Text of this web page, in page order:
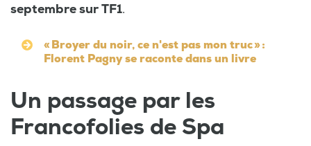
septembre sur TF1.
« Broyer du noir, ce n'est pas mon truc » :
Florent Pagny se raconte dans un livre
Un passage par les
Francofolies de Spa